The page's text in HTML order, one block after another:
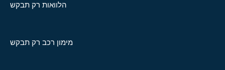
הלוואות רק תבקש
מימון רכב רק תבקש